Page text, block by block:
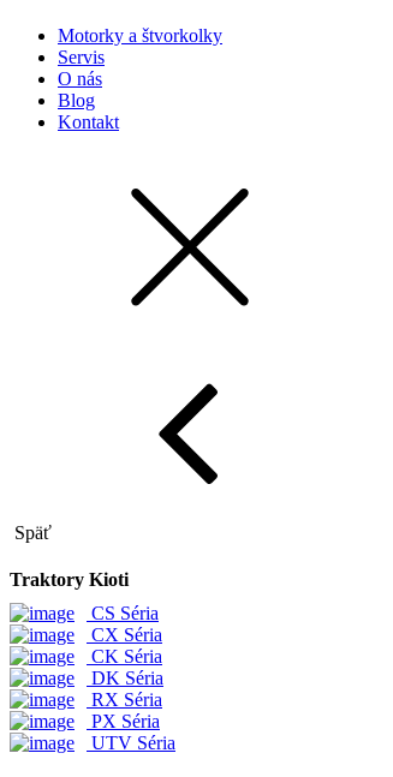
Motorky a štvorkolky
Servis
O nás
Blog
Kontakt
Späť
Traktory Kioti
CS Séria
CX Séria
CK Séria
DK Séria
RX Séria
PX Séria
UTV Séria